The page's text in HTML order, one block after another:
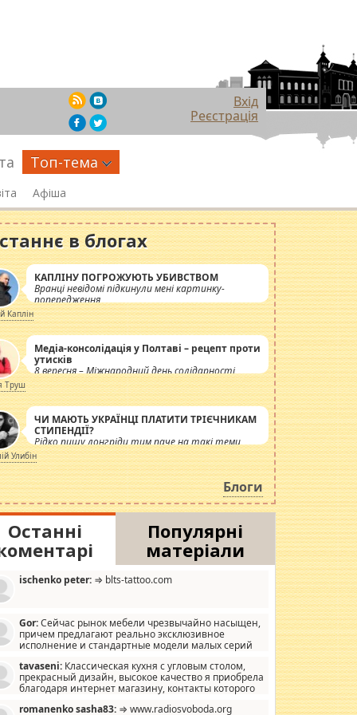
Вхід
Реєстрація
Топ-тема
Афіша
в блогах
КАПЛІНУ ПОГРОЖУЮТЬ УБИВСТВОМ
Вранці невідомі підкинули мені картинку-
попередження
Каплін
Медіа-консолідація у Полтаві – рецепт проти
утисків
8 вересня – Міжнародний день солідарності
журналістів.
Труш
ЧИ МАЮТЬ УКРАЇНЦІ ПЛАТИТИ ТРІЄЧНИКАМ
СТИПЕНДІЇ?
Рідко пишу лонгріди тим паче на такі теми,
але вже просто дістало! Обурюють сьогоднішні
інсенуації навколо стипендіального питання.
Штучно роздувається ще одна соціальна
катастрофа.
Улибін
Блоги
Останні
Популярні
матеріали
ischenko peter: ⇒ blts-tattoo.com
Gor:Сейчас рынок мебели чрезвычайно насыщен,
причем предлагают реально эксклюзивное
исполнение и стандартные модели малых серий
мало походит на стандартные формы, в MebelOk,
и что главное - со вкусом все в порядке,
ненужных наворотов удорожающих мебель, а это не
tavaseni: Классическая кухня с угловым столом,
прекрасный дизайн, высокое качество я приобрела
благодаря интернет магазину, контакты которого
romanenko sasha83: ⇒ www.radiosvoboda.org